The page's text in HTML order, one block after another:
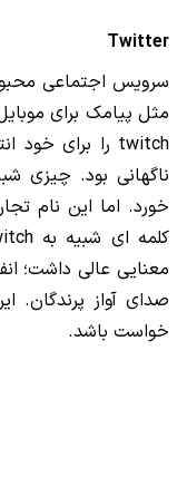
Twitter
سرویس اجتماعی
مثل پیامک برای
twitch را برای خود
ناگهانی بود. چیزی
خورد. اما این نام
کلمه ای شبیه به
معنایی عالی داشت؛
صدای آواز پرندگان.
خواست باشد.